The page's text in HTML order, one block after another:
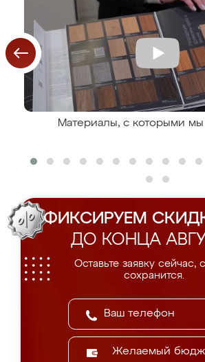
Материалы, с которыми мы
ФИКСИРУЕМ
ДО КОНЦА
Оставьте заявку сейчас,
сохранится.
Желаемый